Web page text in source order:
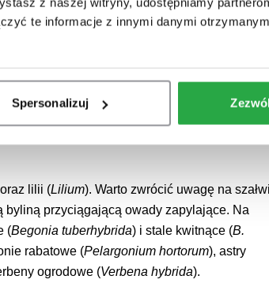
te informacje z innymi danymi
Spersonalizuj
i wiele innych drzew, krzewów, bylin i roślin
sprawdzają się w cienistych miejscach
przyciągają pszczoły, które są ważnymi
lilii (Lilium). Warto zwrócić uwagę na
przyciągającą owady zapylające. Na
(Begonia tuberhybrida) i stale kwitnące (B.
rabatowe (Pelargonium hortorum), astry
ogrodowe (Verbena hybrida).